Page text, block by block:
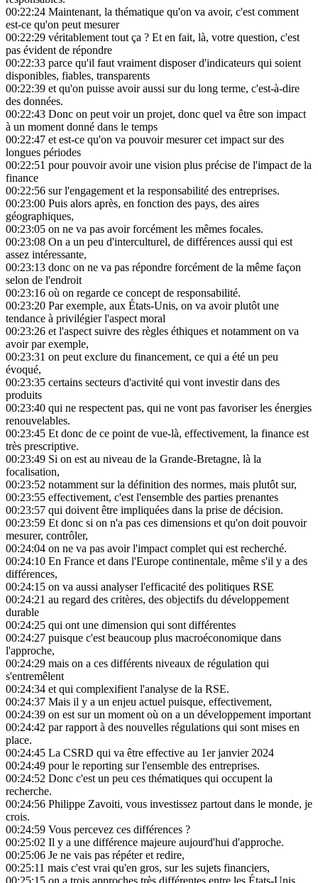
00:22:24 Maintenant, la thématique qu'on va avoir, c'est comment
est-ce qu'on peut mesurer
00:22:29 véritablement tout ça ? Et en fait, là, votre question, c'est
pas évident de répondre
00:22:33 parce qu'il faut vraiment disposer d'indicateurs qui soient
disponibles, fiables, transparents
00:22:39 et qu'on puisse avoir aussi sur du long terme, c'est-à-dire
des données.
00:22:43 Donc on peut voir un projet, donc quel va être son impact
à un moment donné dans le temps
00:22:47 et est-ce qu'on va pouvoir mesurer cet impact sur des
longues périodes
00:22:51 pour pouvoir avoir une vision plus précise de l'impact de la
finance
00:22:56 sur l'engagement et la responsabilité des entreprises.
00:23:00 Puis alors après, en fonction des pays, des aires
géographiques,
00:23:05 on ne va pas avoir forcément les mêmes focales.
00:23:08 On a un peu d'interculturel, de différences aussi qui est
assez intéressante,
00:23:13 donc on ne va pas répondre forcément de la même façon
selon de l'endroit
00:23:16 où on regarde ce concept de responsabilité.
00:23:20 Par exemple, aux États-Unis, on va avoir plutôt une
tendance à privilégier l'aspect moral
00:23:26 et l'aspect suivre des règles éthiques et notamment on va
avoir par exemple,
00:23:31 on peut exclure du financement, ce qui a été un peu
évoqué,
00:23:35 certains secteurs d'activité qui vont investir dans des
produits
00:23:40 qui ne respectent pas, qui ne vont pas favoriser les énergies
renouvelables.
00:23:45 Et donc de ce point de vue-là, effectivement, la finance est
très prescriptive.
00:23:49 Si on est au niveau de la Grande-Bretagne, là la
focalisation,
00:23:52 notamment sur la définition des normes, mais plutôt sur,
00:23:55 effectivement, c'est l'ensemble des parties prenantes
00:23:57 qui doivent être impliquées dans la prise de décision.
00:23:59 Et donc si on n'a pas ces dimensions et qu'on doit pouvoir
mesurer, contrôler,
00:24:04 on ne va pas avoir l'impact complet qui est recherché.
00:24:10 En France et dans l'Europe continentale, même s'il y a des
différences,
00:24:15 on va aussi analyser l'efficacité des politiques RSE
00:24:21 au regard des critères, des objectifs du développement
durable
00:24:25 qui ont une dimension qui sont différentes
00:24:27 puisque c'est beaucoup plus macroéconomique dans
l'approche,
00:24:29 mais on a ces différents niveaux de régulation qui
s'entremêlent
00:24:34 et qui complexifient l'analyse de la RSE.
00:24:37 Mais il y a un enjeu actuel puisque, effectivement,
00:24:39 on est sur un moment où on a un développement important
00:24:42 par rapport à des nouvelles régulations qui sont mises en
place.
00:24:45 La CSRD qui va être effective au 1er janvier 2024
00:24:49 pour le reporting sur l'ensemble des entreprises.
00:24:52 Donc c'est un peu ces thématiques qui occupent la
recherche.
00:24:56 Philippe Zavoiti, vous investissez partout dans le monde, je
crois.
00:24:59 Vous percevez ces différences ?
00:25:02 Il y a une différence majeure aujourd'hui d'approche.
00:25:06 Je ne vais pas répéter et redire,
00:25:11 mais c'est vrai qu'en gros, sur les sujets financiers,